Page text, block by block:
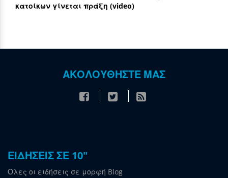
κατοίκων γίνεται πράξη (video)
ΑΚΟΛΟΥΘΗΣΤΕ ΜΑΣ
ΕΙΔΗΣΕΙΣ ΣΕ 10"
Όλες οι ειδήσεις σε μορφή Blog